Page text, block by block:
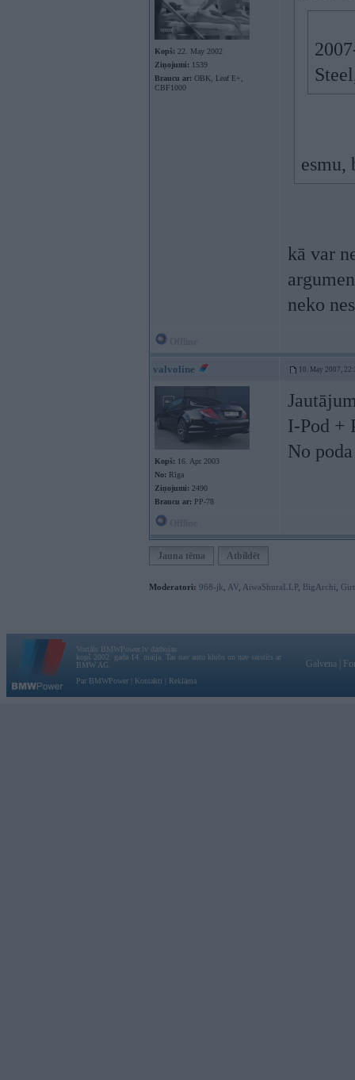
Kopš: 22. May 2002
Ziņojumi: 1539
Braucu ar: OBK, Leaf E+,
CBF1000
esmu,
kā var
neko
valvoline 10. May 2007,
Kopš: 16. Apr 2003
No: Rīga
Ziņojumi: 2490
Braucu ar: PP-78
I-Pod +
No
Jauna tēma Atbildēt
Moderatori: 968-jk AV AiwaShuraLLP, BigArchi
Vortāls BMWPower.lv darbojas
kopš 2002. gada 14. maija. Tas nav auto klubs un nav saistīts ar
BMW AG.
Par BMWPower
Kontakti Reklāma
Galvena